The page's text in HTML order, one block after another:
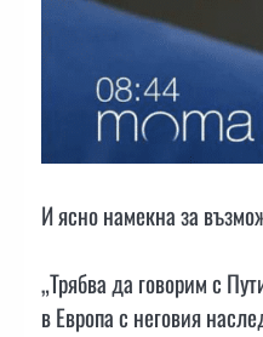
И ясно намекна за
„Трябва да говорим с
в Европа с неговия